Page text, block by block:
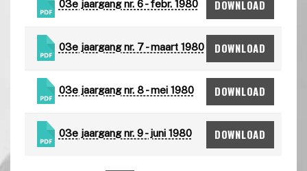
03e jaargang nr. 6 - febr. 1980 DOWNLOAD
03e jaargang nr. 7 - maart 1980 DOWNLOAD
03e jaargang nr. 8 - mei 1980 DOWNLOAD
03e jaargang nr. 9 - juni 1980 DOWNLOAD